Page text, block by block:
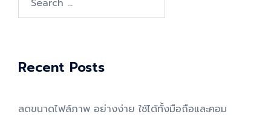
for:
Recent Posts
ลดขนาดไฟล์ภาพ อย่างง่าย ใช้ได้ทั้งมือถือและคอม